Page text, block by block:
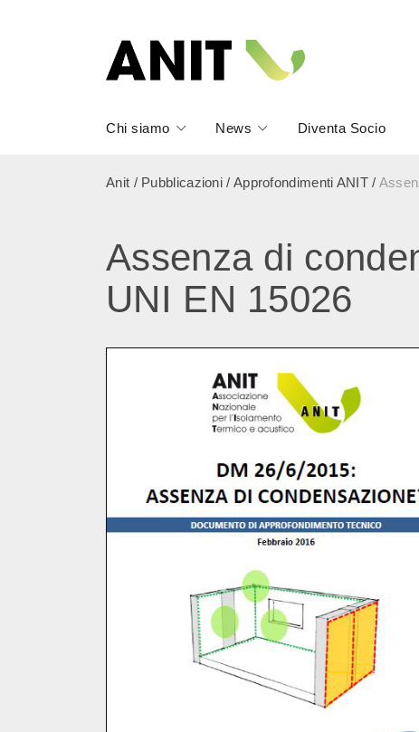
Chi siamo News Diventa Socio
Anit / Pubblicazioni / Approfondimenti ANIT/
Assenza di
UNI EN 15026